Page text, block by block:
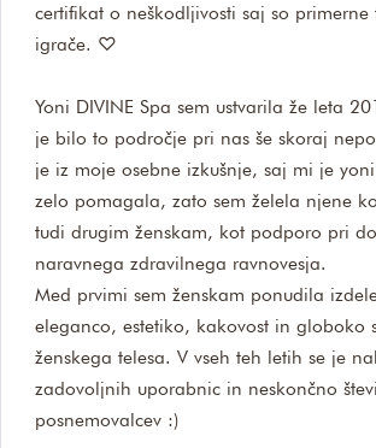
certifikat o neškodljivosti saj so primerne
igrače. ♡
Yoni DIVINE Spa sem ustvarila že leta
je bilo to področje pri nas še skoraj
je iz moje osebne izkušnje, saj mi je
zelo pomagala, zato sem želela njene
tudi drugim ženskam, kot podporo pri
naravnega zdravilnega ravnovesja.
Med prvimi sem ženskam ponudila
eleganco, estetiko, kakovost in globoko
ženskega telesa. V vseh teh letih se je
zadovoljnih uporabnic in neskončno
posnemovalcev :)